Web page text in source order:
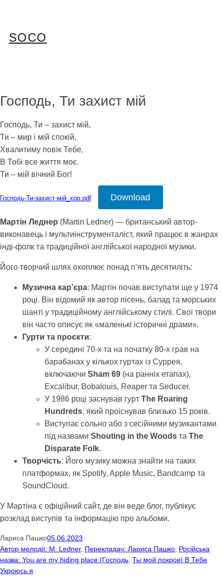
SOCO
Господь, Ти захист мій
Господь, Ти – захист мій,
Ти – мир і мій спокій,
Хвалитиму повік Тебе,
В Тобі все життя моє.
Ти – мій вічний Бог!
Господь-Ти-захист-мій_хор.pdf Download
Мартін Леднер (Martin Ledner) — британський автор-
виконавець і мультиінструменталіст, який працює в жанрах
інді-фолк та традиційної англійської народної музики.
Його творчий шлях охоплює понад п’ять десятиліть:
Музична кар’єра: Мартін почав виступати ще у 1974
році. Він відомий як автор пісень, балад та морських
шанті у традиційному англійському стилі. Свої твори
він часто описує як «маленькі історичні драми».
Гурти та проєкти:
У середині 70-х та на початку 80-х грав на
барабанах у кількох гуртах із Суррея,
включаючи Sham 69(на ранніх етапах),
Excalibur, Bobalouis, Reaper та Seducer.
У 1986 році заснував гурт The Roaring
Hundreds, який проіснував близько 15 років.
Виступає сольно або з сесійними музикантами
під назвами Shouting in the Woodsта The
Disparate Folk.
Творчість: Його музику можна знайти на таких
платформах, як Spotify, Apple Music, Bandcamp та
SoundCloud.
У Мартіна є офіційний сайт, де він веде блог, публікує
розклад виступів та інформацію про альбоми.
Лариса Пашко05.06.2023
Автор мелодії: M. Ledner, Перекладач: Лариса Пашко, Російська
назва: You are my hiding place (Господь, Ты мой покров) В Тебе
Укроюсь я